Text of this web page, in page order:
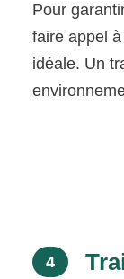
Pour
faire appel
idéale. Un
4